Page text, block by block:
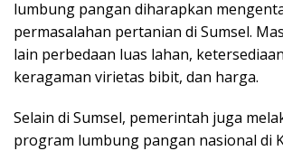
lumbung pangan diharapkan
permasalahan pertanian di Sumsel.
lain perbedaan luas lahan,
keragaman virietas bibit, dan harga.
Selain di Sumsel, pemerintah juga
program lumbung pangan nasional di